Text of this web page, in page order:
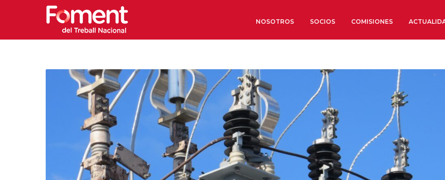
NOSOTROS
Órganos de Gobierno
Órganos Consultivos
Estructura Ejecutiva
Institut d’Estudis Estratègics
Organizaciones sectoriales
Sociedad Barcelonesa de
Económicos y Sociales
SOCIOS COMISIONES